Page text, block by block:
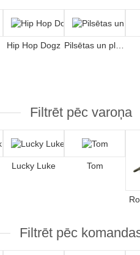
Hip Hop Dogz Pilsētas un pludmales
Filtrēt pēc varoņa
Lucky Luke Tom
Filtrēt pēc